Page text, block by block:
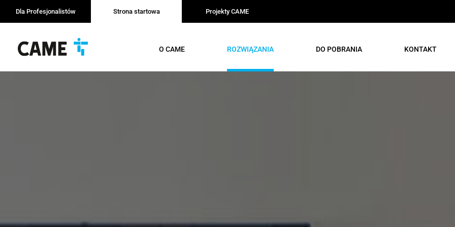
Dla Profesjonalistów Strona startowa Projekty CAME
O CAME ROZWIĄZANIA DO POBRANIA KONTAKT